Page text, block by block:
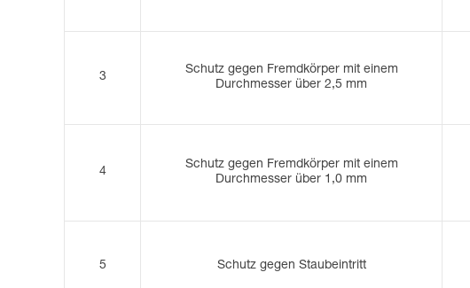
3
Schutz gegen Fremdkörper mit einem
Durchmesser über 2,5 mm
4
Schutz gegen Fremdkörper mit einem
Durchmesser über 1,0 mm
5 Schutz gegen Staubeintritt